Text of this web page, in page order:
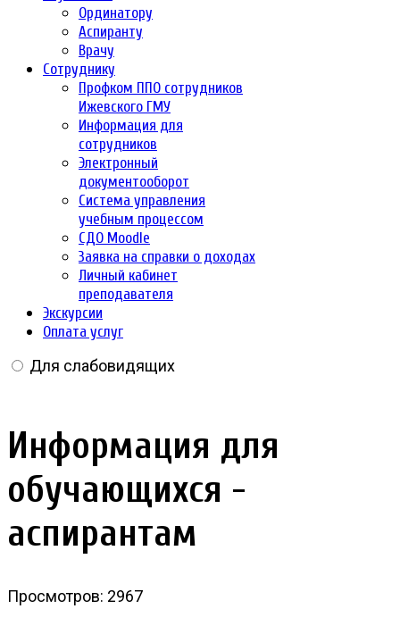
Ординатору
Аспиранту
Врачу
Сотруднику
Профком ППО сотрудников
Ижевского ГМУ
Информация для
сотрудников
Электронный
документооборот
Система управления
учебным процессом
СДО Moodle
Заявка на справки о доходах
Личный кабинет
преподавателя
Экскурсии
Оплата услуг
Для слабовидящих
Информация для
обучающихся -
аспирантам
Просмотров: 2967